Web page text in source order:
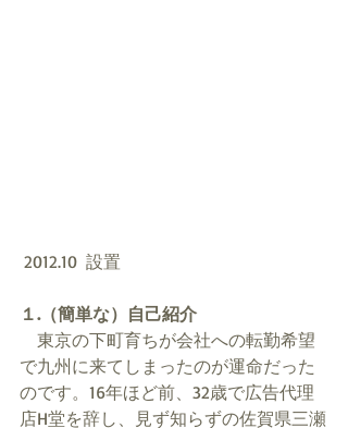
2012.10  設置
１.（簡単な）自己紹介
東京の下町育ちが会社への転勤希望
で九州に来てしまったのが運命だった
のです。16年ほど前、32歳で広告代理
店H堂を辞し、見ず知らずの佐賀県三瀬